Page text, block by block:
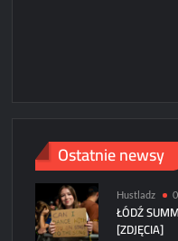
Ostatnie newsy
Hustladz
ŁÓDŹ
[ZDJĘCIA]